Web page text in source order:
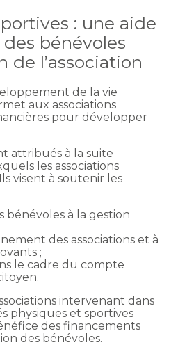
: une aide
bénévoles
de l’association
de la vie
aux associations
pour développer
attribués à la suite
les associations
visent à soutenir les
bénévoles à la gestion
des associations et à
;
le cadre du compte
intervenant dans
physiques et sportives
des financements
des bénévoles.